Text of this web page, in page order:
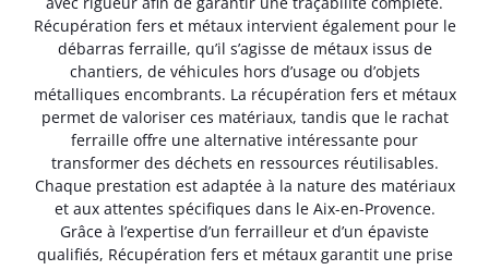
Récupération fers et métaux intervient également pour le
débarras ferraille, qu’il s’agisse de métaux issus de
chantiers, de véhicules hors d’usage ou d’objets
métalliques encombrants. La récupération fers et métaux
permet de valoriser ces matériaux, tandis que le rachat
ferraille offre une alternative intéressante pour
transformer des déchets en ressources réutilisables.
Chaque prestation est adaptée à la nature des matériaux
et aux attentes spécifiques dans le Aix-en-Provence.
Grâce à l’expertise d’un ferrailleur et d’un épaviste
qualifiés, Récupération fers et métaux garantit une prise